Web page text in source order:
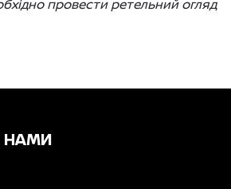
провести ретельний огляд
НАМИ